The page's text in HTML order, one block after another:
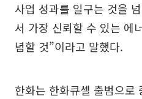
사업 성과를 일구는 것을
서 가장 신뢰할 수 있는 에
념할 것”이라고 말했다.
한화는 한화큐셀 출범으로